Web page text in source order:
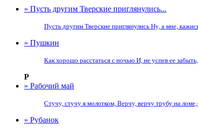
» Пусть другим Тверские приглянулись...
Пусть другим Тверские приглянулись Ну, а мне,
» Пушкин
Как хорошо расстаться с ночью И, не успев ее
Р
» Рабочий май
Стучу, стучу я молотком, Верчу, верчу трубу на
» Рубанок